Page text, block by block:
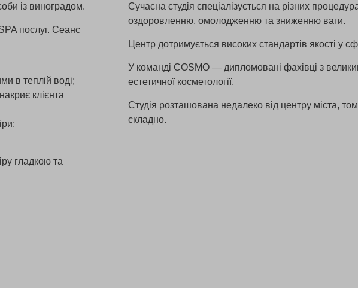
із виноградом.
послуг. Сеанс
в теплій воді;
клієнта
гладкою та
Сучасна студія спеціалізується на різних
оздоровленню, омолодженню та зниженню ваги.
Центр дотримується високих стандартів якості у
У команді COSMO — дипломовані фахівці з
естетичної косметології.
Студія розташована недалеко від центру міста,
складно.